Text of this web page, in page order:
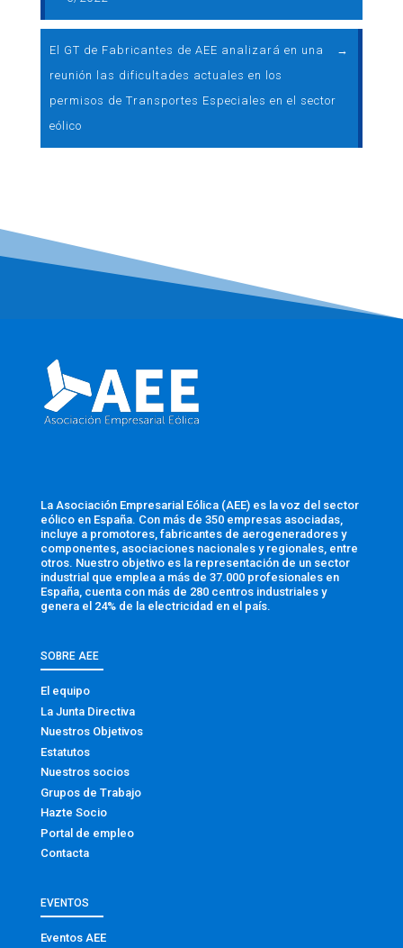
El GT de Fabricantes de AEE analizará en una
reunión las dificultades actuales en los
permisos de Transportes Especiales en el sector
eólico
→
La Asociación Empresarial Eólica (AEE) es la voz del sector
eólico en España. Con más de 350 empresas asociadas,
incluye a promotores, fabricantes de aerogeneradores y
componentes, asociaciones nacionales y regionales, entre
otros. Nuestro objetivo es la representación de un sector
industrial que emplea a más de 37.000 profesionales en
España, cuenta con más de 280 centros industriales y
genera el 24% de la electricidad en el país.
SOBRE AEE
El equipo
La Junta Directiva
Nuestros Objetivos
Estatutos
Nuestros socios
Grupos de Trabajo
Hazte Socio
Portal de empleo
Contacta
EVENTOS
Eventos AEE